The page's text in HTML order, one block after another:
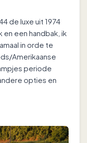
de luxe uit 1974
een handbak, ik
in orde te
Amerikaanse
periode
opties en